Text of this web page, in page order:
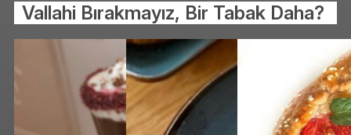
Vallahi Bırakmayız, Bir Tabak Daha?